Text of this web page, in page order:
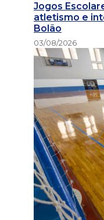
Jogos
atletismo e
Bolão
03/08/2026